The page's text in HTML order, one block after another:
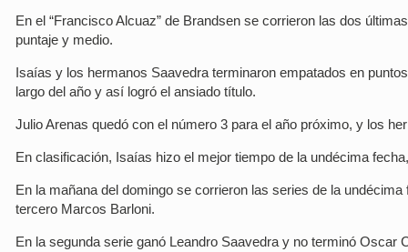
En el “Francisco Alcuaz” de Brandsen se corrieron las dos
puntaje y medio.
Isaías y los hermanos Saavedra terminaron empatados en
largo del año y así logró el ansiado título.
Julio Arenas quedó con el número 3 para el año próximo, y los
En clasificación, Isaías hizo el mejor tiempo de la undécima
En la mañana del domingo se corrieron las series de la
tercero Marcos Barloni.
En la segunda serie ganó Leandro Saavedra y no terminó